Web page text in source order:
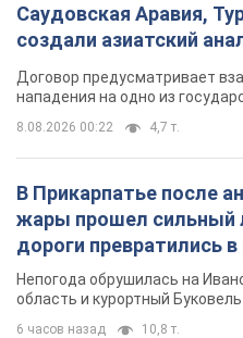
Саудовская Аравия,
создали азиатский
Договор предусматривает
нападения на одно из
8.08.2026 00:22 4,7 т.
В Прикарпатье после
жары прошел сильный
дороги превратились
Непогода обрушилась на
область и курортный Буковель
6 часов назад 10,8 т.